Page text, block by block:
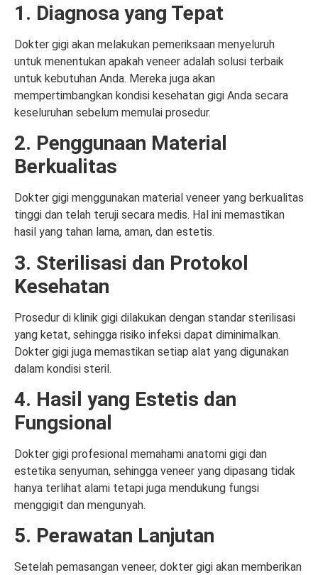
1. Diagnosa yang Tepat
Dokter gigi akan melakukan pemeriksaan menyeluruh
untuk menentukan apakah veneer adalah solusi terbaik
untuk kebutuhan Anda. Mereka juga akan
mempertimbangkan kondisi kesehatan gigi Anda secara
keseluruhan sebelum memulai prosedur.
2. Penggunaan Material
Berkualitas
Dokter gigi menggunakan material veneer yang berkualitas
tinggi dan telah teruji secara medis. Hal ini memastikan
hasil yang tahan lama, aman, dan estetis.
3. Sterilisasi dan Protokol
Kesehatan
Prosedur di klinik gigi dilakukan dengan standar sterilisasi
yang ketat, sehingga risiko infeksi dapat diminimalkan.
Dokter gigi juga memastikan setiap alat yang digunakan
dalam kondisi steril.
4. Hasil yang Estetis dan
Fungsional
Dokter gigi profesional memahami anatomi gigi dan
estetika senyuman, sehingga veneer yang dipasang tidak
hanya terlihat alami tetapi juga mendukung fungsi
menggigit dan mengunyah.
5. Perawatan Lanjutan
Setelah pemasangan veneer, dokter gigi akan memberikan